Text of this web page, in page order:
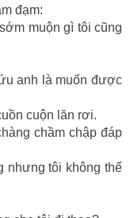
đạm:
muộn gì tôi cũng
anh là muốn được
cuộn lăn rơi.
chầm chập đáp
nhưng tôi không thể